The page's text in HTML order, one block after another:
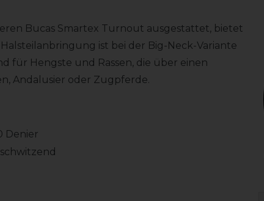
Bucas Smartex Turnout ausgestattet, bietet
ist bei der Big-Neck-Variante
für Hengste und Rassen, die über einen
Andalusier oder Zugpferde.
Denier